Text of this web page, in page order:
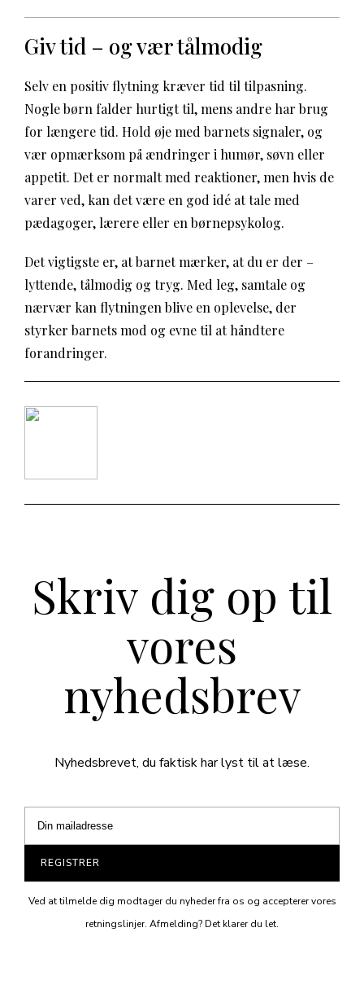
Giv tid – og vær tålmodig
Selv en positiv flytning kræver tid til tilpasning.
Nogle børn falder hurtigt til, mens andre har brug
for længere tid. Hold øje med barnets signaler, og
vær opmærksom på ændringer i humør, søvn eller
appetit. Det er normalt med reaktioner, men hvis de
varer ved, kan det være en god idé at tale med
pædagoger, lærere eller en børnepsykolog.
Det vigtigste er, at barnet mærker, at du er der –
lyttende, tålmodig og tryg. Med leg, samtale og
nærvær kan flytningen blive en oplevelse, der
styrker barnets mod og evne til at håndtere
forandringer.
Skriv dig op til
vores
nyhedsbrev
Nyhedsbrevet, du faktisk har lyst til at læse.
REGISTRER
Ved at tilmelde dig modtager du nyheder fra os og accepterer vores
retningslinjer. Afmelding? Det klarer du let.